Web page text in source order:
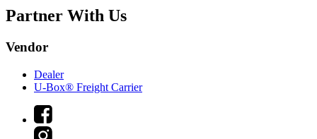
Partner With Us
Vendor
Dealer
U-Box® Freight Carrier